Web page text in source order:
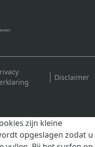
Disclaimer
zijn kleine
opgeslagen zodat u